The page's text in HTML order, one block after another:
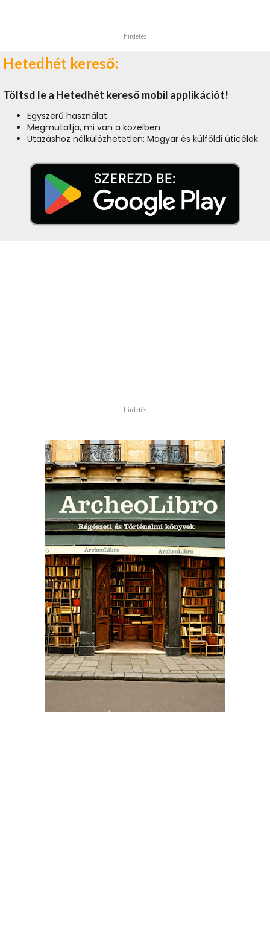
hirdetés
Hetedhét kereső:
Töltsd le a Hetedhét kereső mobil applikációt!
Egyszerű használat
Megmutatja, mi van a közelben
Utazáshoz nélkülözhetetlen: Magyar és külföldi úticélok
hirdetés